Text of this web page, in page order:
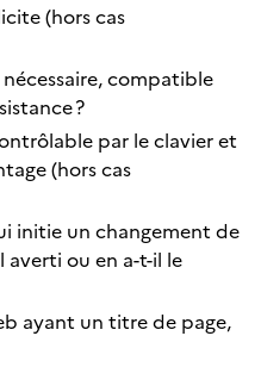
(hors cas
nécessaire, compatible
?
par le clavier et
(hors cas
initie un changement de
averti ou en a-t-il le
ayant un titre de page,